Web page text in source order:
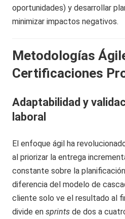
oportunidades) y desarrollar
minimizar impactos negativos.
Metodologías
Certificaciones
Adaptabilidad y
laboral
El enfoque ágil ha
al priorizar la entrega
constante sobre la
diferencia del modelo de
cliente solo ve el resultado al
divide ensprints de dos a